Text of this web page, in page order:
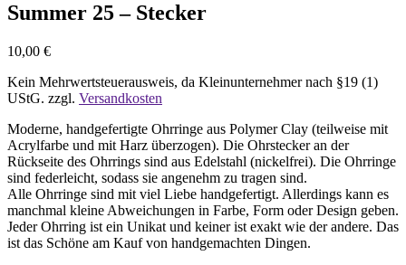
Summer 25 – Stecker
10,00 €
Kein Mehrwertsteuerausweis, da Kleinunternehmer nach §19 (1)
UStG. zzgl. Versandkosten
Moderne, handgefertigte Ohrringe aus Polymer Clay (teilweise mit
Acrylfarbe und mit Harz überzogen). Die Ohrstecker an der
Rückseite des Ohrrings sind aus Edelstahl (nickelfrei). Die Ohrringe
sind federleicht, sodass sie angenehm zu tragen sind.
Alle Ohrringe sind mit viel Liebe handgefertigt. Allerdings kann es
manchmal kleine Abweichungen in Farbe, Form oder Design geben.
Jeder Ohrring ist ein Unikat und keiner ist exakt wie der andere. Das
ist das Schöne am Kauf von handgemachten Dingen.